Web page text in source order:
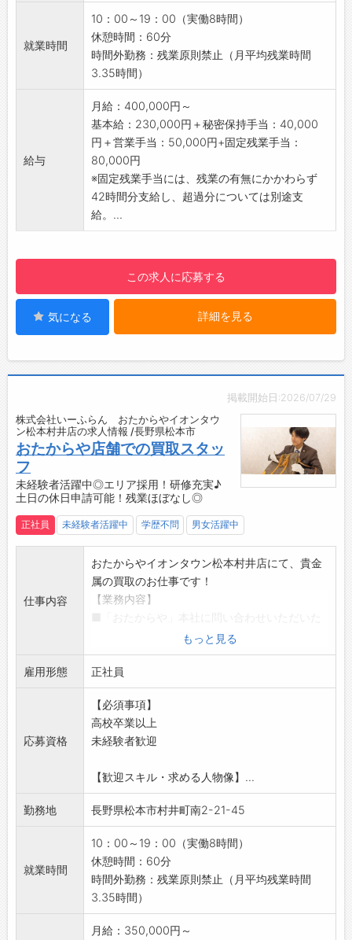
最低0.5時間勤務必須）
例）月稼働日20日の場合：月合計で155時間
勤務すればOK！
8：30～17：15等、日によってシフト変
■ノルマについて
・チームとして目標を設定しており、個人ノル
マはありません
・個人目標についても、課題や困りごとは周囲
へ相談しながら取り組める環境です
■やりがいあり！
・商品は、身の回りにある動いているものすべ
・法人、既存顧客中心のルート営業なので、お
客様との長期的な関係を大切にできます
【募集背景】
・主力顧客との関係性を戦略的に強化し、継続
的な取引拡大を目指すために営業職を募集しま
所長1名
営業2名
事務1名
配送1名
【設備】
・綺麗なオフィス◎
・冷蔵庫、ウォーターサーバー設備あり
【貸与】
・制服：上着支給（夏・冬）
【転勤について】
・当面なし/昇格等に伴うものが中心で、定期的
・ご本人の意向や相談後に決定するのでご安心
ください
「店舗へ行くのが大変」という年配の方や「売
りたい品物が多い」という方が多数◎
【営業範囲】
・長野エリア
2時間圏内目安に訪問
【未経験でも安心◎】
◎一人一台社用車を用意
・社用車通勤、直行直帰OKで通勤ラクラク！ご
自宅近くと訪問先の駐車場代、ガソリン代は会
社が負担します！
◎査定はいつでも社内の鑑定スペシャリストが
サポート
◎チームで高め合える
・直行直帰が多いなかでも、メンバー同士の交
流は大切にしています。
【研修について】
研修
・その後、本社近隣の店舗にて実務研修（1週間
※研修期間中の交通費や宿泊費等は会社にて負
担
・基本的には残業は禁止
・お客さまの対応がある場合のみ残業可
【休日について】
・週休2日シフト制（月8～10日程度）
※他スタッフとの調整により
【プライベートと両立可能◎】
・有給取得率：85.7％
取得する事が可能です！
※他スタッフとの調整により
【これまで幅広い職種からご入社いただいてい
ます！】
産、IT、メーカー
・美容部員、百貨店勤務、アパレル店員
・販売スタッフ、SV、ホールスタッフ、飲食店
スタッフ
・エステティシャン、ウェディングプランナー
◆前職こそ様々ですが、全員に共通しているの
は仕事に真剣に取り組みたいという実直な姿勢
です
そういった社員を全面的に応援していくため
就業時間
10：00～19：00（実働8時間）
休憩時間：60分
時間外勤務：残業原則禁止（月平均残業時間
3.35時間）
給与
月給：400,000円～
基本給：230,000円＋秘密保持手当：40,000
円＋営業手当：50,000円+固定残業手当：
80,000円
※固定残業手当には、残業の有無にかかわらず
42時間分支給し、超過分については別途支
給。...
この求人に応募する
気になる 詳細を見る
掲載開始日:2026/07/29
株式会社いーふらん おたからやイオンタウ
ン松本村井店の求人情報 /長野県松本市
おたからや店舗での買取スタッ
フ
未経験者活躍中◎エリア採用！研修充実♪
土日の休日申請可能！残業ほぼなし◎
正社員 未経験者活躍中 学歴不問 男女活躍中
仕事内容
おたからやイオンタウン松本村井店にて、貴金
属の買取のお仕事です！
【業務内容】
お客さまからの査定依頼に対する対応
・来店されたお客様への接客対応
・対応顧客数：1日平均5～6名
〈業務の流れ〉
◆買取査定
・スタートはお客様へのご挨拶・接客対応から
世間話をしながらお客様との距離を縮めてい
いただきます。
◆買取査定～成約
お客様からお預かりしたお品物の査定。
同時にスマホで撮影し、専門部署へ送信しま
す
◆査定結果
査定結果が出たらお客様に価格をお伝え
もっと見る
雇用形態 正社員
応募資格
【必須事項】
高校卒業以上
未経験者歓迎
【歓迎スキル・求める人物像】...
勤務地 長野県松本市村井町南2-21-45
就業時間
10：00～19：00（実働8時間）
休憩時間：60分
時間外勤務：残業原則禁止（月平均残業時間
3.35時間）
月給：350,000円～